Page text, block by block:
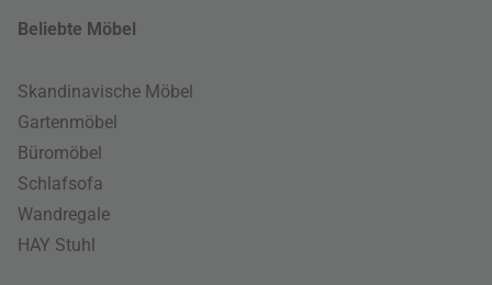
Beliebte Möbel
Skandinavische Möbel
Gartenmöbel
Büromöbel
Schlafsofa
Wandregale
HAY Stuhl